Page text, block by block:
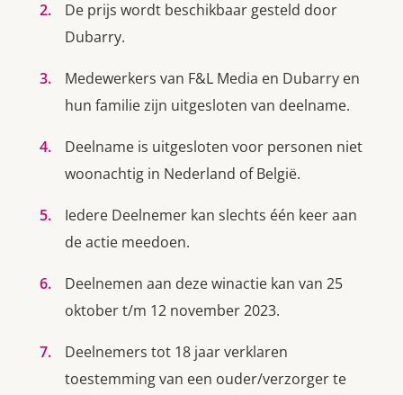
Gardeners’ World 08/2026
Bestel nu
Abonneer
De prijs wordt beschikbaar gesteld door
Dubarry.
Medewerkers van F&L Media en Dubarry en
hun familie zijn uitgesloten van deelname.
Deelname is uitgesloten voor personen niet
woonachtig in Nederland of België.
Iedere Deelnemer kan slechts één keer aan
de actie meedoen.
Deelnemen aan deze winactie kan van 25
oktober t/m 12 november 2023.
Deelnemers tot 18 jaar verklaren
toestemming van een ouder/verzorger te